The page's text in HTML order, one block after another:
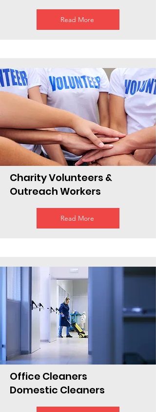
Read More
Charity Volunteers &
Outreach Workers
Read More
Office Cleaners
Domestic Cleaners